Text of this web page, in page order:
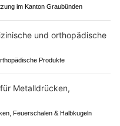
im Kanton Graubünden
Produkte
Feuerschalen & Halbkugeln